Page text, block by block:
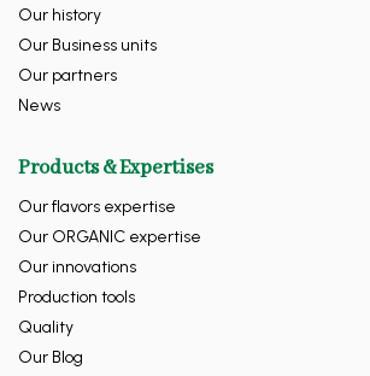
Our history
Our Business units
Our partners
News
Products & Expertises
Our flavors expertise
Our ORGANIC expertise
Our innovations
Production tools
Quality
Our Blog